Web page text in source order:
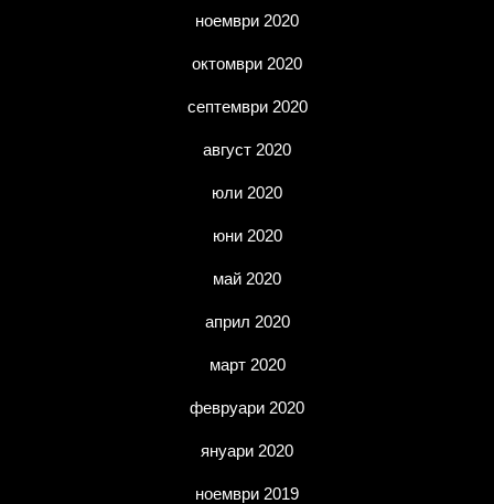
ноември 2020
октомври 2020
септември 2020
август 2020
юли 2020
юни 2020
май 2020
април 2020
март 2020
февруари 2020
януари 2020
ноември 2019